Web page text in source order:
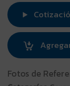
Fotos de